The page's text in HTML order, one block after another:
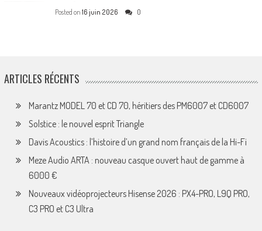
Posted on 16 juin 2026 0
ARTICLES RÉCENTS
Marantz MODEL 70 et CD 70, héritiers des PM6007 et CD6007
Solstice : le nouvel esprit Triangle
Davis Acoustics : l’histoire d’un grand nom français de la Hi-Fi
Meze Audio ARTA : nouveau casque ouvert haut de gamme à
6000 €
Nouveaux vidéoprojecteurs Hisense 2026 : PX4-PRO, L9Q PRO,
C3 PRO et C3 Ultra